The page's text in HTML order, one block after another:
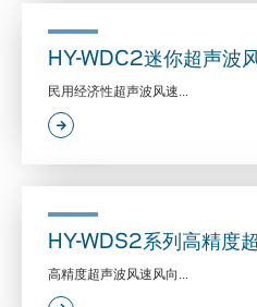
HY-WDC2迷你超声波
民用经济性超声波风速...
HY-WDS2系列高精度
高精度超声波风速风向...